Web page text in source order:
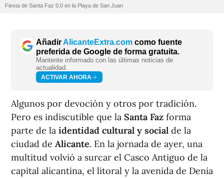
Fiesta de Santa Faz 0,0 en la Playa de San Juan
AñadirAlicanteExtra.com como fuente
preferida de Google de forma gratuita.
Mantente informado con las últimas noticias de
actualidad.
ACTIVAR AHORA
Algunos por devoción y otros por tradición.
Pero es indiscutible que la Santa Faz forma
parte de la identidad cultural y social de la
ciudad de Alicante. En la jornada de ayer, una
multitud volvió a surcar el Casco Antiguo de la
capital alicantina, el litoral y la avenida de Denia